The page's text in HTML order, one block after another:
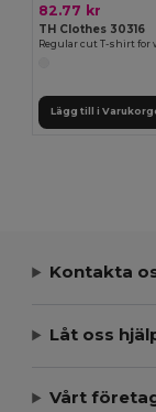
82.77 kr
TH Clothes 30316
Regular cut T-shirt for
Lägg till i
Kontakta
Låt oss
Vårt